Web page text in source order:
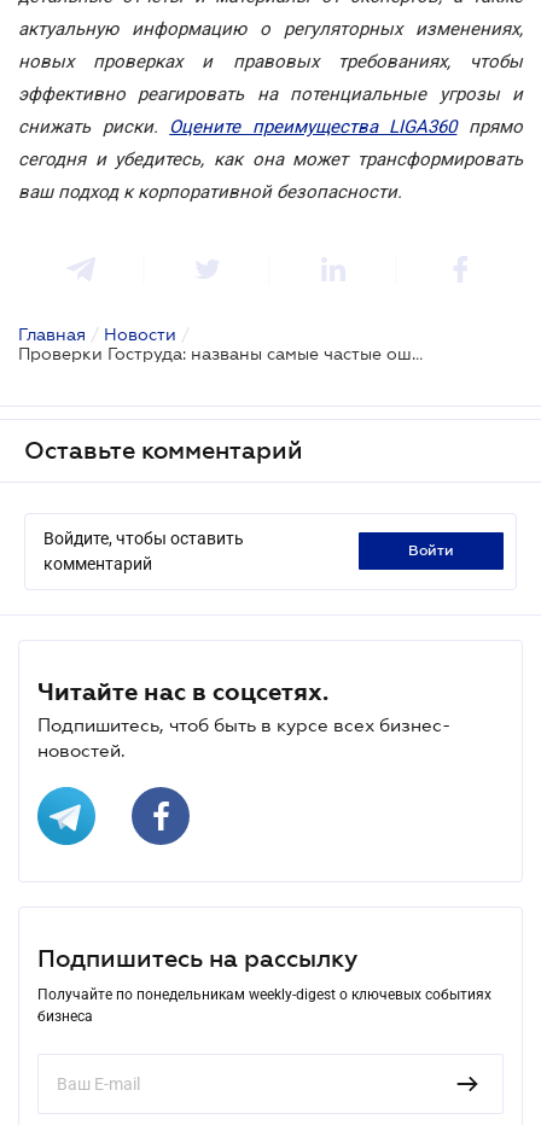
актуальную информацию о регуляторных изменениях,
новых проверках и правовых требованиях, чтобы
эффективно реагировать на потенциальные угрозы и
снижать риски. Оцените преимущества LIGA360прямо
сегодня и убедитесь, как она может трансформировать
ваш подход к корпоративной безопасности.
Главная / Новости /
Проверки Гоструда: названы самые частые ошибки бизнеса
Оставьте комментарий
Войдите, чтобы оставить
комментарий
войти
Читайте нас в соцсетях.
Подпишитесь, чтоб быть в курсе всех бизнес-
новостей.
Подпишитесь на рассылку
Получайте по понедельникам weekly-digest о ключевых событиях
бизнеса